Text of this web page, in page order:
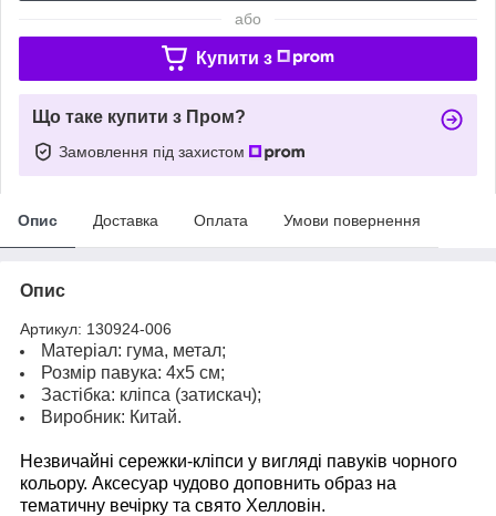
або
Купити з
Що таке купити з Пром?
Замовлення під захистом
Опис Доставка Оплата Умови повернення
Опис
Артикул: 130924-006
Матеріал: гума, метал;
Розмір павука: 4х5 см;
Застібка: кліпса (затискач);
Виробник: Китай.
Незвичайні сережки-кліпси у вигляді павуків чорного
кольору. Аксесуар чудово доповнить образ на
тематичну вечірку та свято Хелловін.